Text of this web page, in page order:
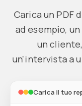
Carica un PDF
ad esempio,
un
un'intervista a
Carica il tuo